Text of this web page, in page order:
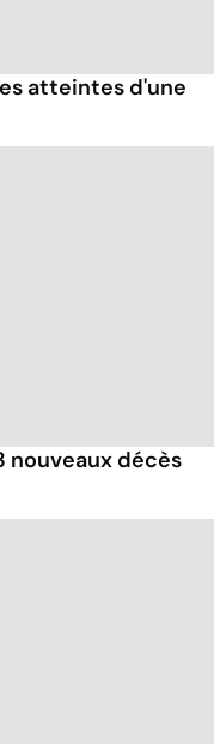
atteintes d'une
nouveaux décès